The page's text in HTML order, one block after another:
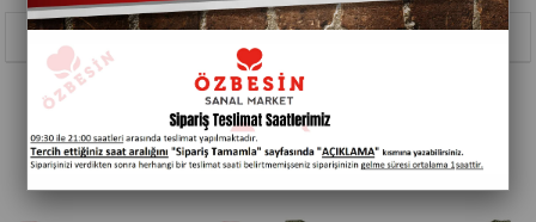
Filtreleme
Sıralama